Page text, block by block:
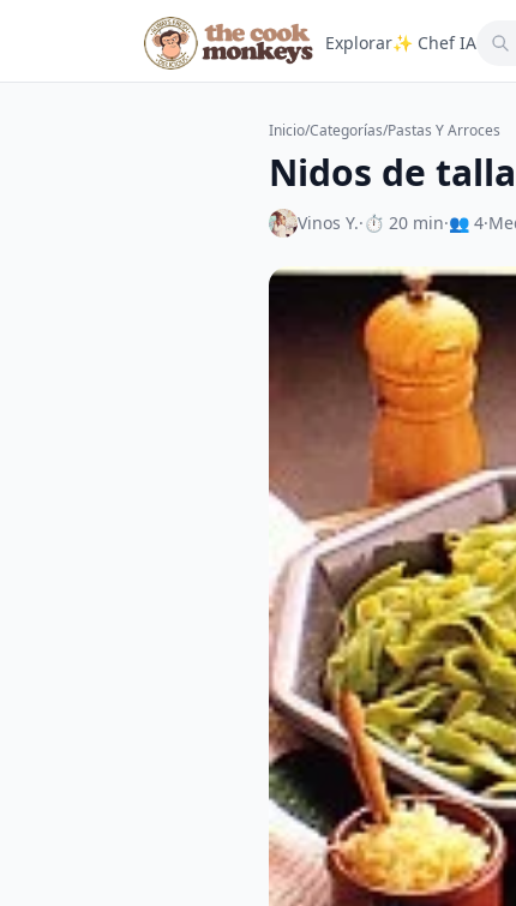
Explorar✨ Chef IA
Inicio/Categorías/Pastas Y Arroces
Nidos de
Vinos Y.·⏱ 20 min·👥 4·